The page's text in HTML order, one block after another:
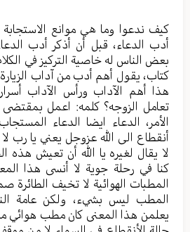
كيف ندعوا وما هي موانع الاستجابة
أدب الدعاء، قبل أن أذكر أدب
بعض الناس له خاصية التركيز في
كتاب، يقول أهم أدب من آداب
هذا أهم الآداب ورأس الآداب
تعامل الزوجه؟ كلمه: اعمل بمقتضى
الأمر، الدعاء ايضا الدعاء
أنقطاع الى الله عزوجل يعني يا رب
لا يقال لغيره يا الله أن تعيش هذه
كنا في رحلة جوية لا أنسى هذا
المطبات الهوائية لا تخيف
المطب ليس بشيء، ولكن عامة
يعلمن هذا المعنى كان مطب هوائي